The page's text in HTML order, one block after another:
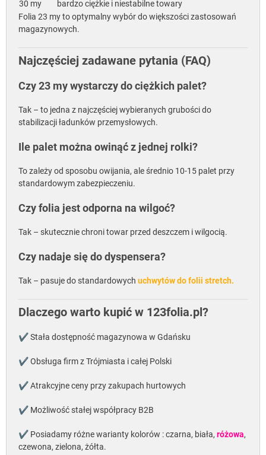
30 my
bardzo ciężkie i niestabilne towary
Folia 23 my to optymalny wybór do większości zastosowań
magazynowych.
Najczęściej zadawane pytania (FAQ)
Czy 23 my wystarczy do ciężkich palet?
Tak – to jedna z najczęściej wybieranych grubości do
stabilizacji ładunków przemysłowych.
Ile palet można owinąć z jednej rolki?
To zależy od sposobu owijania, ale średnio 10-15 palet przy
standardowym zabezpieczeniu.
Czy folia jest odporna na wilgoć?
Tak – skutecznie chroni towar przed deszczem i wilgocią.
Czy nadaje się do dyspensera?
Tak – pasuje do standardowych uchwytów do folii stretch.
Dlaczego warto kupić w 123folia.pl?
✔ Stała dostępność magazynowa w Gdańsku
✔ Obsługa firm z Trójmiasta i całej Polski
✔ Atrakcyjne ceny przy zakupach hurtowych
✔ Możliwość stałej współpracy B2B
✔ Posiadamy różne warianty kolorów : czarna, biała, różowa,
czewona, zielona, żółta.